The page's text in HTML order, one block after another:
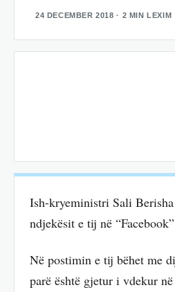
24 DECEMBER 2018 · 2 MIN LEXIM
Ish-kryeministri Sali
ndjekësit e tij në
Në postimin e tij bëhet me
parë është gjetur i vdekur